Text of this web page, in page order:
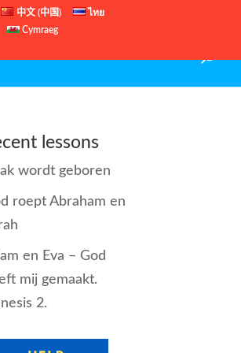
中文 (中国)
ไทย
Cymraeg
lessons
wordt geboren
roept Abraham en
en Eva – God
mij gemaakt.
2.